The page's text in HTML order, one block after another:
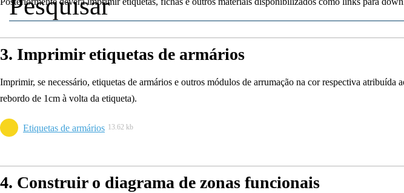
3. Imprimir etiquetas de armários
Imprimir, se necessário, etiquetas de armários e outros módulos de arrumação na cor respectiva
rebordo de 1cm à volta da etiqueta).
Etiquetas de armários 13.62 kb
4. Construir o diagrama de zonas funcionais